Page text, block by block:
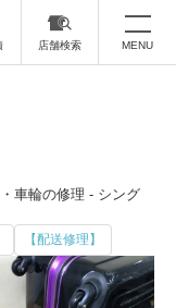
店舗検索 MENU
車輪の修理 - シング
【配送修理】